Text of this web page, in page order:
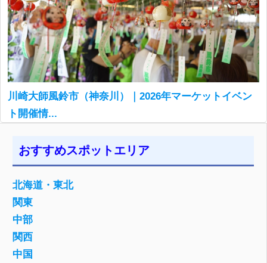
川崎大師風鈴市（神奈川）｜2026年マーケットイベン
ト開催情...
おすすめスポットエリア
北海道・東北
関東
中部
関西
中国